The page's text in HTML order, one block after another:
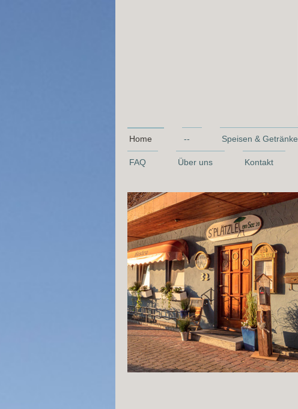
Home -- Speisen & Getränke
FAQ Über uns Kontakt